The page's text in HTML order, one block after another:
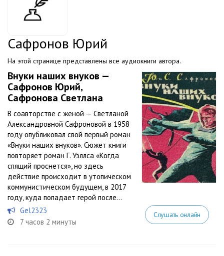
Сафронов Юрий
На этой странице представлены все аудиокниги автора.
Внуки наших внуков —
Сафронов Юрий,
Сафронова Светлана
В соавторстве с женой — Светланой
Александровной Сафроновой в 1958
году опубликовал свой первый роман
«Внуки наших внуков». Сюжет книги
повторяет роман Г. Уэллса «Когда
спящий проснется», но здесь
действие происходит в утопическом
коммунистическом будущем, в 2017
году, куда попадает герой после...
Gel2323
7 часов 2 минуты
Слушать онлайн